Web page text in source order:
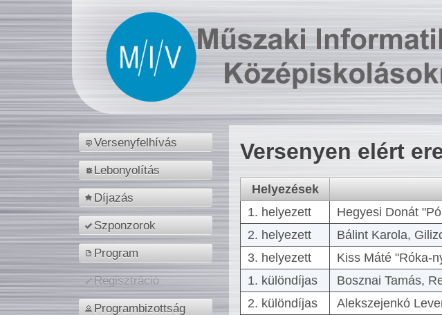
Versenyfelhívás
Lebonyolítás
Díjazás
Szponzorok
Program
Regisztráció
Programbizottság
Versenyen elért
Helyezések
1. helyezett
Hegyesi Donát
2. helyezett
Bálint Karola,
3. helyezett
Kiss Máté "Róka-
1. különdíjas
Bosznai Tamás,
2. különdíjas
Alekszejenkó